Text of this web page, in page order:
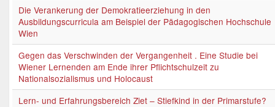
Die Verankerung der Demokratieerziehung in den
Ausbildungscurricula am Beispiel der Pädagogischen Hochschule
Wien
Gegen das Verschwinden der Vergangenheit . Eine Studie bei
Wiener Lernenden am Ende ihrer Pflichtschulzeit zu
Nationalsozialismus und Holocaust
Lern- und Erfahrungsbereich Ziet – Stiefkind in der Primarstufe?